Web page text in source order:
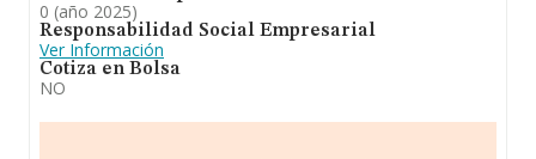
0 (año 2025)
Responsabilidad Social Empresarial
Ver Información
Cotiza en Bolsa
NO